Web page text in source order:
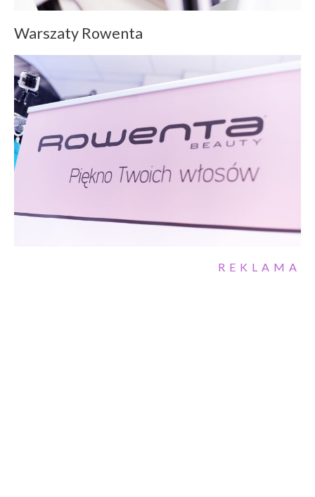
Warszaty Rowenta
REKLAMA